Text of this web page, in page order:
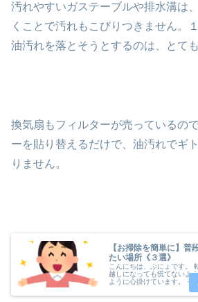
汚れやすいガステーブルや排水溝は
くことで汚れもこびりつきません。
油汚れを落とそうとするのは、とても
換気扇もフィルターが売っているの
ーを貼り替えるだけで、油汚れでギ
りません。
【お掃除を簡単に】普
たい場所《３選》
こんにちは、ぷにょです。
越しになっても慌てないよ
ように心掛けています。 そ
やすく普段からキレイにし
は ①ガステーブルとその周